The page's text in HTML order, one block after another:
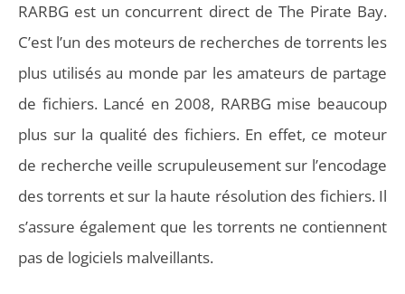
RARBG est un concurrent direct de The Pirate Bay.
C’est l’un des moteurs de recherches de torrents les
plus utilisés au monde par les amateurs de partage
de fichiers. Lancé en 2008, RARBG mise beaucoup
plus sur la qualité des fichiers. En effet, ce moteur
de recherche veille scrupuleusement sur l’encodage
des torrents et sur la haute résolution des fichiers. Il
s’assure également que les torrents ne contiennent
pas de logiciels malveillants.